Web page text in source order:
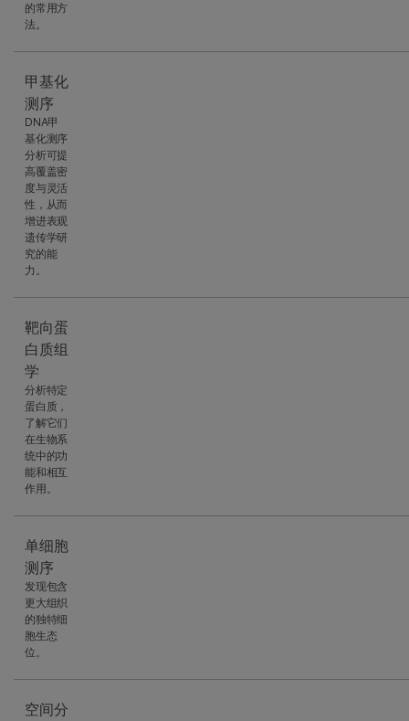
的常用方
法。
甲基化
测序
DNA甲
基化测序
分析可提
高覆盖密
度与灵活
性，从而
增进表观
遗传学研
究的能
力。
靶向蛋
白质组
学
分析特定
蛋白质，
了解它们
在生物系
统中的功
能和相互
作用。
单细胞
测序
发现包含
更大组织
的独特细
胞生态
位。
空间分